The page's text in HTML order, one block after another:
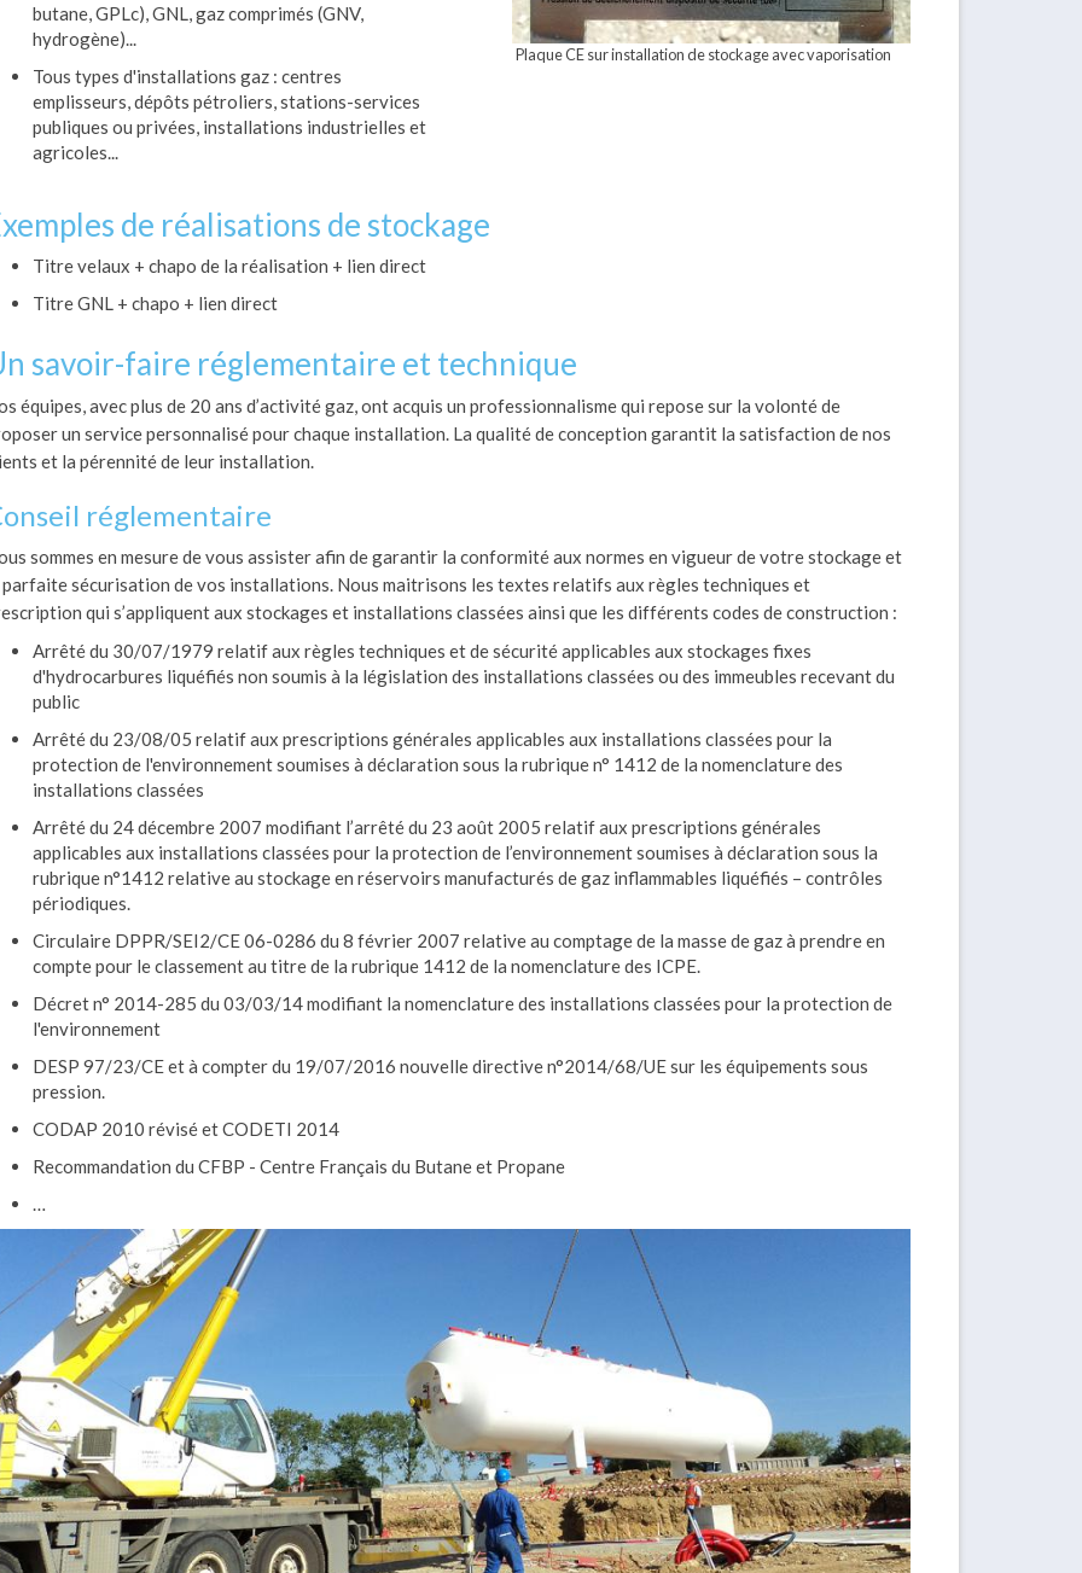
butane, GPLc), GNL, gaz comprimés (GNV,
hydrogène)...
Tous types d'installations gaz : centres
emplisseurs, dépôts pétroliers, stations-services
publiques ou privées, installations industrielles et
agricoles...
Plaque CE sur installation de stockage avec vaporisation
de réalisations de stockage
Titre velaux + chapo de la réalisation + lien direct
Titre GNL + chapo + lien direct
savoir-faire réglementaire et technique
équipes, avec plus de 20 ans d’activité gaz, ont acquis un professionnalisme qui repose sur la volonté de
un service personnalisé pour chaque installation. La qualité de conception garantit la satisfaction de nos
et la pérennité de leur installation.
réglementaire
sommes en mesure de vous assister afin de garantir la conformité aux normes en vigueur de votre stockage et
sécurisation de vos installations. Nous maitrisons les textes relatifs aux règles techniques et
qui s’appliquent aux stockages et installations classées ainsi que les différents codes de construction :
Arrêté du 30/07/1979 relatif aux règles techniques et de sécurité applicables aux stockages fixes
d'hydrocarbures liquéfiés non soumis à la législation des installations classées ou des immeubles recevant du
public
Arrêté du 23/08/05 relatif aux prescriptions générales applicables aux installations classées pour la
protection de l'environnement soumises à déclaration sous la rubrique n° 1412 de la nomenclature des
installations classées
Arrêté du 24 décembre 2007 modifiant l’arrêté du 23 août 2005 relatif aux prescriptions générales
applicables aux installations classées pour la protection de l’environnement soumises à déclaration sous la
rubrique n°1412 relative au stockage en réservoirs manufacturés de gaz inflammables liquéfiés – contrôles
périodiques.
Circulaire DPPR/SEI2/CE 06-0286 du 8 février 2007 relative au comptage de la masse de gaz à prendre en
compte pour le classement au titre de la rubrique 1412 de la nomenclature des ICPE.
Décret n° 2014-285 du 03/03/14 modifiant la nomenclature des installations classées pour la protection de
l'environnement
DESP 97/23/CE et à compter du 19/07/2016 nouvelle directive n°2014/68/UE sur les équipements sous
pression.
CODAP 2010 révisé et CODETI 2014
Recommandation du CFBP - Centre Français du Butane et Propane
…